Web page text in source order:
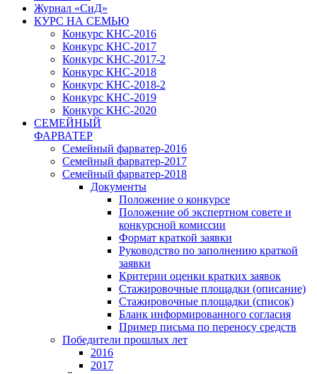
Журнал «СиД»
КУРС НА СЕМЬЮ
Конкурс КНС-2016
Конкурс КНС-2017
Конкурс КНС-2017-2
Конкурс КНС-2018
Конкурс КНС-2018-2
Конкурс КНС-2019
Конкурс КНС-2020
СЕМЕЙНЫЙ
ФАРВАТЕР
Семейный фарватер-2016
Семейный фарватер-2017
Семейный фарватер-2018
Документы
Положение о конкурсе
Положение об экспертном совете и
конкурсной комиссии
Формат краткой заявки
Руководство по заполнению краткой
заявки
Критерии оценки кратких заявок
Стажировочные площадки (описание)
Стажировочные площадки (список)
Бланк информированного согласия
Пример письма по переносу средств
Победители прошлых лет
2016
2017